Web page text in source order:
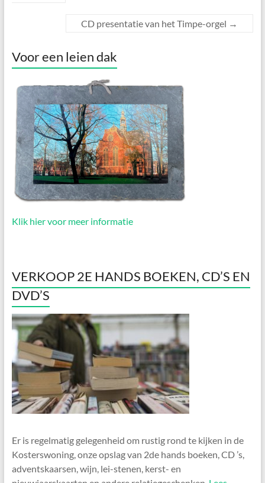
CD presentatie van het Timpe-orgel →
Voor een leien dak
Klik hier voor meer informatie
VERKOOP 2E HANDS BOEKEN, CD’S EN
DVD’S
Er is regelmatig gelegenheid om rustig rond te kijken in de
Kosterswoning, onze opslag van 2de hands boeken, CD ’s,
adventskaarsen, wijn, lei-stenen, kerst- en